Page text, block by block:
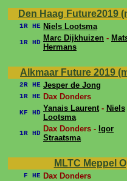
Den Haag Future2019
1R HE Niels Lootsma
1R HD Marc Dijkhuizen -
Hermans
Alkmaar Future 2019
2R HE Jesper de Jong
1R HE Dax Donders
KF HD Yanais Laurent- Niels
Lootsma
1R HD Dax Donders - Igor
Straatsma
MLTC Meppel
F HE Dax Donders